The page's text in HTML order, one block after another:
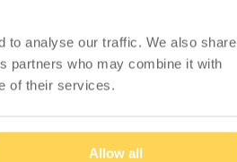
to analyse our traffic. We also share
partners who may combine it with
of their services.
Allow all